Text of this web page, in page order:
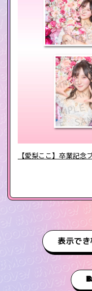
【愛梨ここ】卒業記念
表示で